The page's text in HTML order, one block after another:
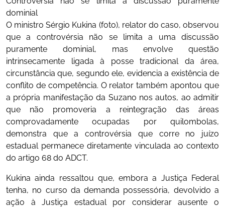
dominial
O ministro Sérgio Kukina (foto), relator do caso, observou
que a controvérsia não se limita a uma discussão
puramente dominial, mas envolve questão
intrinsecamente ligada à posse tradicional da área,
circunstância que, segundo ele, evidencia a existência de
conflito de competência. O relator também apontou que
a própria manifestação da Suzano nos autos, ao admitir
que não promoveria a reintegração das áreas
comprovadamente ocupadas por quilombolas,
demonstra que a controvérsia que corre no juízo
estadual permanece diretamente vinculada ao contexto
do artigo 68 do ADCT.
Kukina ainda ressaltou que, embora a Justiça Federal
tenha, no curso da demanda possessória, devolvido a
ação à Justiça estadual por considerar ausente o